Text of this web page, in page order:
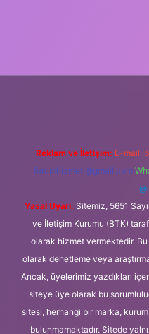
Reklam ve İletişim: E-mail:
forumhizmeti@gmail.com
Yasal Uyarı: Sitemiz, 5651
ve İletişim Kurumu (BTK)
olarak hizmet vermektedir.
olarak denetleme veya
Ancak, üyelerimiz yazdıkları
siteye üye olarak bu
sitesi, herhangi bir marka,
bulunmamaktadır. Sitede